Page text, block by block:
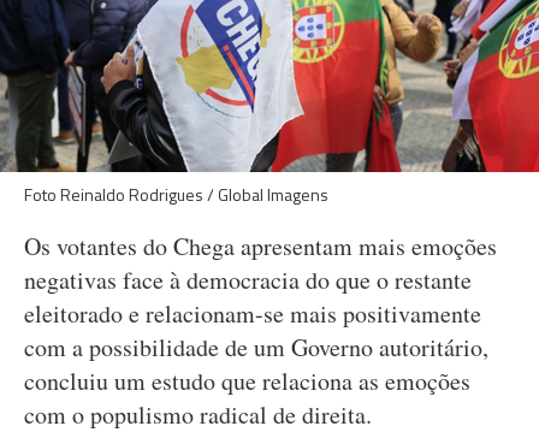
Foto Reinaldo Rodrigues / Global Imagens
Os votantes do Chega apresentam mais emoções
negativas face à democracia do que o restante
eleitorado e relacionam-se mais positivamente
com a possibilidade de um Governo autoritário,
concluiu um estudo que relaciona as emoções
com o populismo radical de direita.